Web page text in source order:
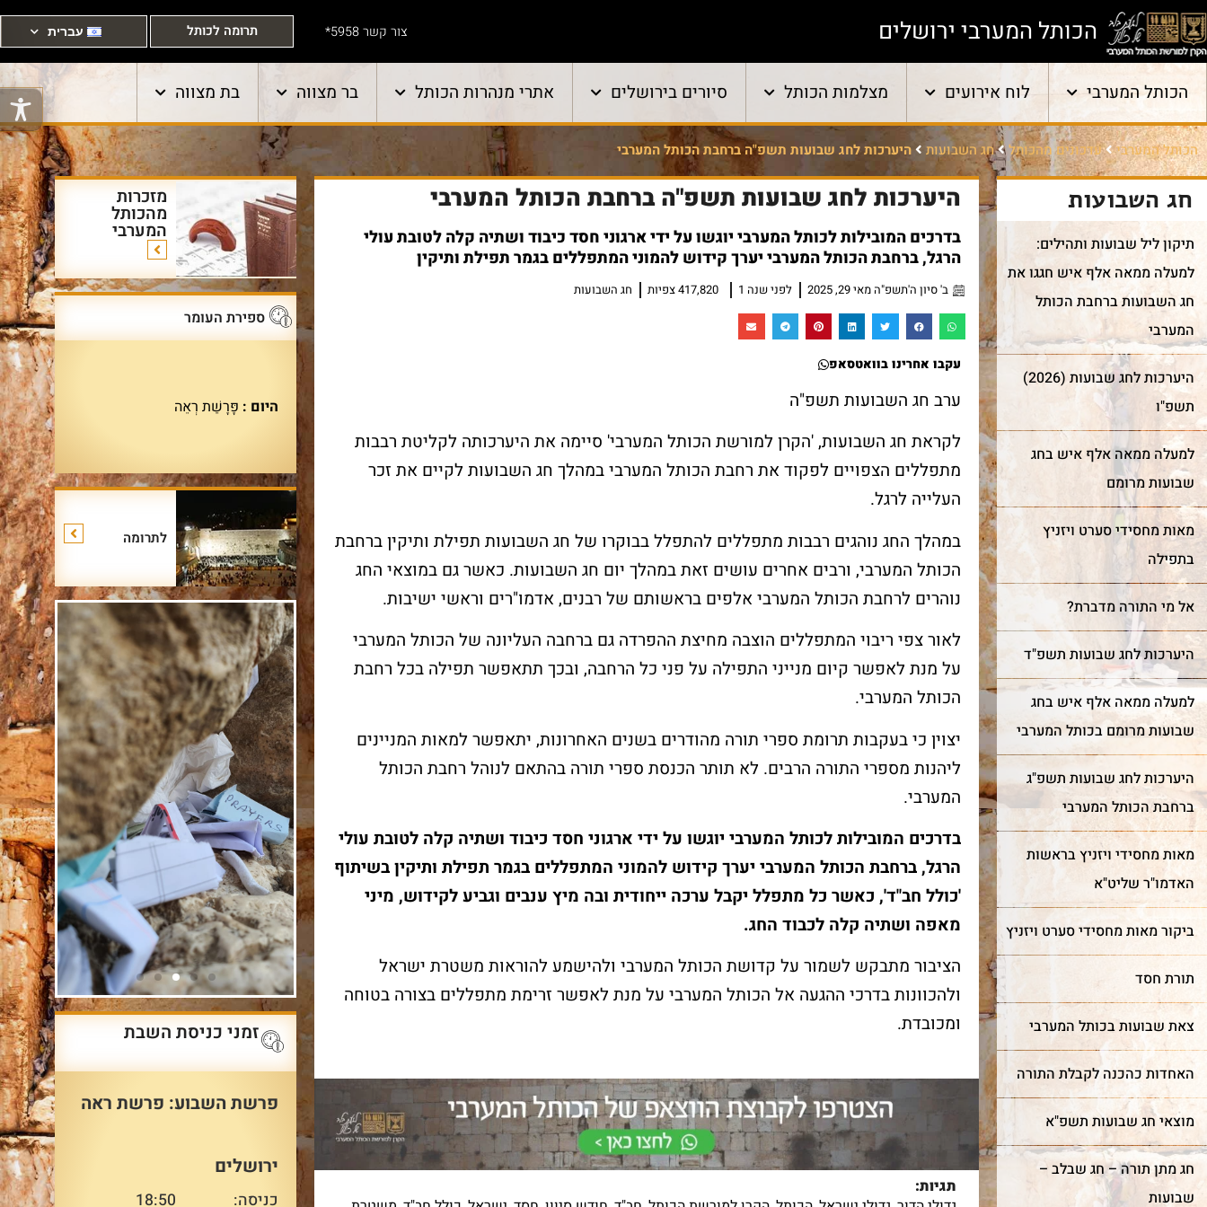
הכותל המערבי ירושלים צור קשר 5958* תרומה לכותל עברית
הכותל המערבי לוח אירועים מצלמות הכותל סיורים בירושלים אתרי מנהרות הכותל בר מצווה בת מצווה
הכותל המערבי עדכונים מהכותל חג השבועות היערכות לחג שבועות תשפ"ה ברחבת הכותל המערבי
חג השבועות
תיקון ליל שבועות ותהילים:
למעלה ממאה אלף איש חגגו את
חג השבועות ברחבת הכותל
המערבי
היערכות לחג שבועות (2026)
תשפ"ו
למעלה ממאה אלף איש בחג
שבועות מרומם
מאות מחסידי סערט ויזניץ
בתפילה
אל מי התורה מדברת?
היערכות לחג שבועות תשפ"ד
למעלה ממאה אלף איש בחג
שבועות מרומם בכותל המערבי
היערכות לחג שבועות תשפ"ג
ברחבת הכותל המערבי
מאות מחסידי ויזניץ בראשות
האדמו"ר שליט"א
ביקור מאות מחסידי סערט ויזניץ
תורת חסד
צאת שבועות בכותל המערבי
האחדות כהכנה לקבלת התורה
מוצאי חג שבועות תשפ"א
חג מתן תורה – חג שבלב –
שבועות
היערכות לחג שבועות תשפ"ה ברחבת הכותל המערבי
בדרכים המובילות לכותל המערבי יוגשו על ידי ארגוני חסד כיבוד ושתיה קלה לטובת עולי
הרגל, ברחבת הכותל המערבי יערך קידוש להמוני המתפללים בגמר תפילת ותיקין
ב' סיון ה'תשפ"ה מאי 29, 2025 לפני שנה 1 417,820 צפיות חג השבועות
עקבו אחרינו בוואטסאפ
ערב חג השבועות תשפ"ה
לקראת חג השבועות, 'הקרן למורשת הכותל המערבי' סיימה את היערכותה לקליטת רבבות
מתפללים הצפויים לפקוד את רחבת הכותל המערבי במהלך חג השבועות לקיים את זכר
העלייה לרגל.
במהלך החג נוהגים רבבות מתפללים להתפלל בבוקרו של חג השבועות תפילת ותיקין ברחבת
הכותל המערבי, ורבים אחרים עושים זאת במהלך יום חג השבועות. כאשר גם במוצאי החג
נוהרים לרחבת הכותל המערבי אלפים בראשותם של רבנים, אדמו"רים וראשי ישיבות.
לאור צפי ריבוי המתפללים הוצבה מחיצת ההפרדה גם ברחבה העליונה של הכותל המערבי
על מנת לאפשר קיום מנייני התפילה על פני כל הרחבה, ובכך תתאפשר תפילה בכל רחבת
הכותל המערבי.
יצוין כי בעקבות תרומת ספרי תורה מהודרים בשנים האחרונות, יתאפשר למאות המניינים
ליהנות מספרי התורה הרבים. לא תותר הכנסת ספרי תורה בהתאם לנוהל רחבת הכותל
המערבי.
בדרכים המובילות לכותל המערבי יוגשו על ידי ארגוני חסד כיבוד ושתיה קלה לטובת עולי
הרגל, ברחבת הכותל המערבי יערך קידוש להמוני המתפללים בגמר תפילת ותיקין בשיתוף
'כולל חב"ד', כאשר כל מתפלל יקבל ערכה ייחודית ובה מיץ ענבים וגביע לקידוש, מיני
מאפה ושתיה קלה לכבוד החג.
הציבור מתבקש לשמור על קדושת הכותל המערבי ולהישמע להוראות משטרת ישראל
ולהכוונות בדרכי ההגעה אל הכותל המערבי על מנת לאפשר זרימת מתפללים בצורה בטוחה
ומכובדת.
תגיות:
מזכרות
מהכותל
המערבי
ספירת העומר
היום : פָּרָשַׁת רְאֵה
לתרומה
זמני כניסת השבת
פרשת השבוע: פרשת ראה
ירושלים
כניסה:
18:50